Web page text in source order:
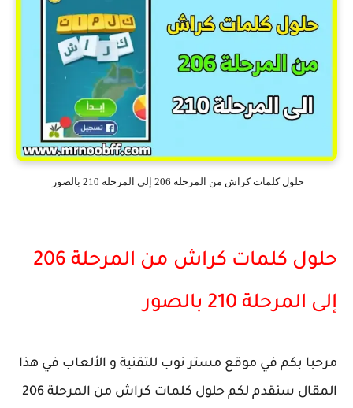
حلول كلمات كراش من المرحلة 206 إلى المرحلة 210 بالصور
حلول كلمات كراش من المرحلة 206
إلى المرحلة 210 بالصور
مرحبا بكم في موقع مستر نوب للتقنية و الألعاب في هذا
المقال سنقدم لكم حلول كلمات كراش من المرحلة 206